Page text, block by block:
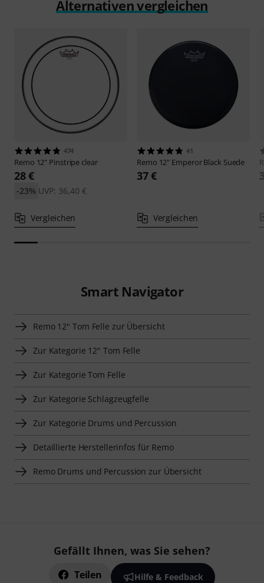
Alternativen vergleichen
474
Remo 12" Pinstripe clear
28 €
UVP: 36,40 €
-23%
Vergleichen
41
Remo 12" Emperor Black Suede
37 €
Vergleichen
Smart Navigator
Remo 12" Tom Felle zur Übersicht
Zur Kategorie 12" Tom Felle
Zur Kategorie Tom Felle
Zur Kategorie Schlagzeugfelle
Zur Kategorie Drums und Percussion
Detaillierte Herstellerinfos für Remo
Remo Drums und Percussion zur Übersicht
Gefällt Ihnen, was Sie sehen?
Teilen Hilfe & Feedback